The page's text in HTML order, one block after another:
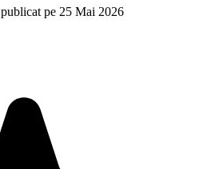
publicat pe 25 Mai 2026